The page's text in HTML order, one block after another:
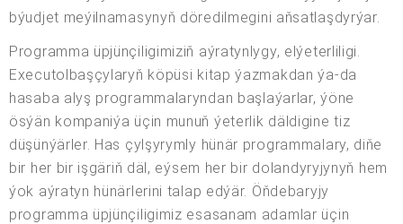
býudjet meýilnamasynyň döredilmegini aňsatlaşdyrýar.
Programma üpjünçiligimiziň aýratynlygy, elýeterliligi.
Executolbaşçylaryň köpüsi kitap ýazmakdan ýa-da
hasaba alyş programmalaryndan başlaýarlar, ýöne
ösýän kompaniýa üçin munuň ýeterlik däldigine tiz
düşünýärler. Has çylşyrymly hünär programmalary, diňe
bir her bir işgäriň däl, eýsem her bir dolandyryjynyň hem
ýok aýratyn hünärlerini talap edýär. Öňdebaryjy
programma üpjünçiligimiz esasanam adamlar üçin